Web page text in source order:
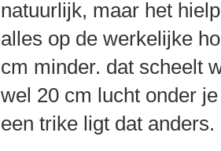
natuurlijk, maar het
alles op de werkelijke
cm minder. dat scheelt
wel 20 cm lucht onder
een trike ligt dat anders.